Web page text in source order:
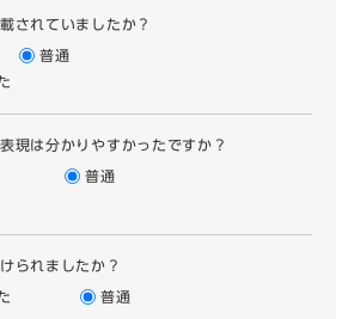
されていましたか？
普通
現は分かりやすかったですか？
普通
られましたか？
普通